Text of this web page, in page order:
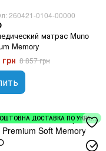
260421-0104-00000
матрас Muno
Memory
8 857 грн
БЕЗКОШТОВНА ДОСТАВКА ПО УКРАЇНІ